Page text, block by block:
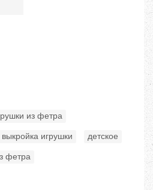
из фетра
выкройка игрушки детское
фетра